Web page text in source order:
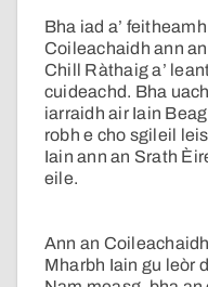
Bha iad a’
Coileachaidh ann
Chill Ràthaig a’
cuideachd. Bha
iarraidh air Iain
robh e cho sgileil
Iain ann an Srath
eile.
Ann an
Mharbh Iain gu leòr